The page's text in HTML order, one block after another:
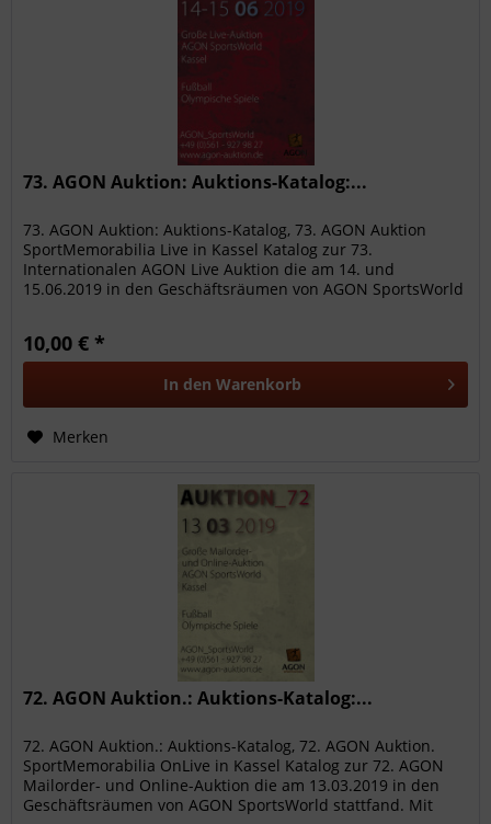
73. AGON Auktion: Auktions-Katalog:...
73. AGON Auktion: Auktions-Katalog, 73. AGON Auktion
SportMemorabilia Live in Kassel Katalog zur 73.
Internationalen AGON Live Auktion die am 14. und
15.06.2019 in den Geschäftsräumen von AGON SportsWorld
10,00 € *
In den Warenkorb
Merken
72. AGON Auktion.: Auktions-Katalog:...
72. AGON Auktion.: Auktions-Katalog, 72. AGON Auktion.
SportMemorabilia OnLive in Kassel Katalog zur 72. AGON
Mailorder- und Online-Auktion die am 13.03.2019 in den
Geschäftsräumen von AGON SportsWorld stattfand. Mit